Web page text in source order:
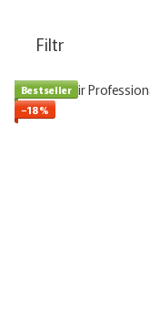
Filtr
Bestseller
−18%